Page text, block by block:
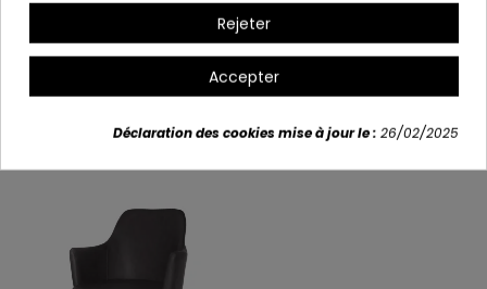
Détails du produit
Rejeter
Accepter
Déclaration des cookies mise à jour le :26/02/2025